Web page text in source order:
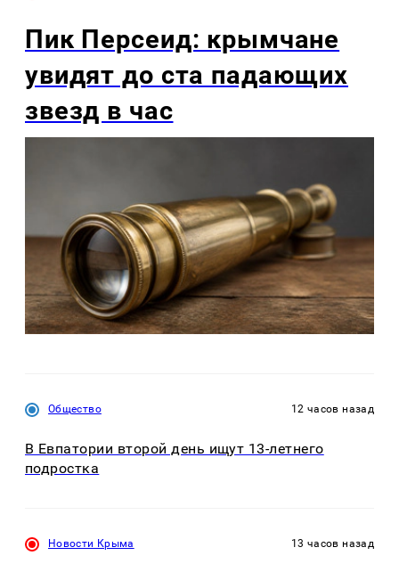
Пик Персеид: крымчане
увидят до ста падающих
звезд в час
Общество 12 часов назад
В Евпатории второй день ищут 13-летнего
подростка
Новости Крыма 13 часов назад